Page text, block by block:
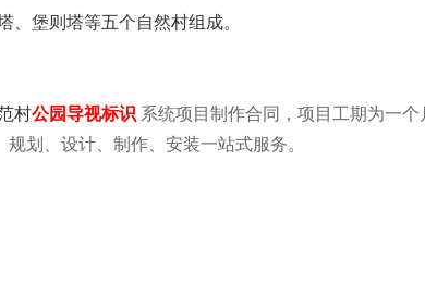
、堡则塔等五个自然村组成。
村公园导视标识 系统项目制作合同，项目工期为一
划、设计、制作、安装一站式服务。